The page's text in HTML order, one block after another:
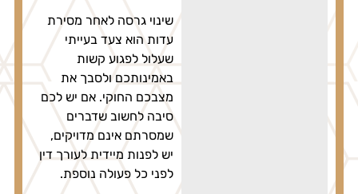
שינוי גרסה לאחר מסירת
עדות הוא צעד בעייתי
שעלול לפגוע קשות
באמינותכם ולסבך את
מצבכם החוקי. אם יש לכם
סיבה לחשוב שדברים
שמסרתם אינם מדויקים,
יש לפנות מיידית לעורך דין
לפני כל פעולה נוספת.